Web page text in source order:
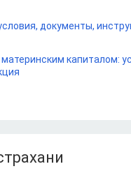
документы,
капиталом: